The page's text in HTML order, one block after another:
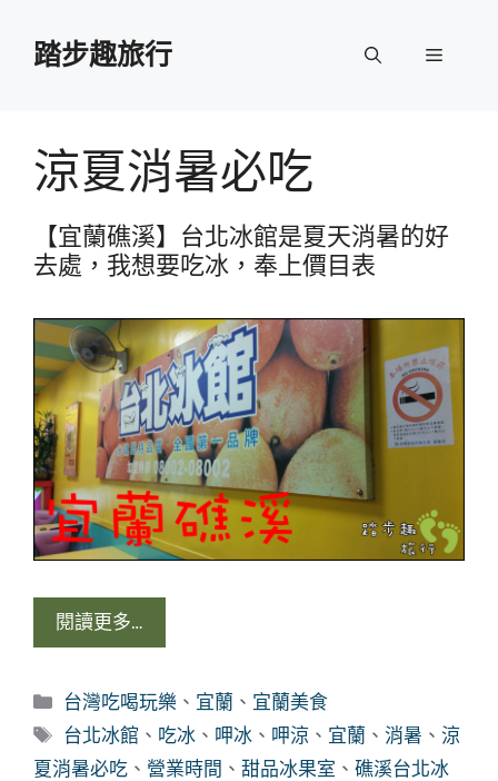
踏步趣旅行 選
涼夏消暑必吃
【宜蘭礁溪】台北冰館是夏天消暑的好
去處，我想要吃冰，奉上價目表
閱讀更多…
分
類
台灣吃喝玩樂 、 宜蘭 、 宜蘭美食
標
籤
台北冰館 、 吃冰 、 呷冰 、 呷涼 、 宜蘭 、消暑 、涼
夏消暑必吃 、 營業時間 、 甜品冰果室 、 礁溪台北冰